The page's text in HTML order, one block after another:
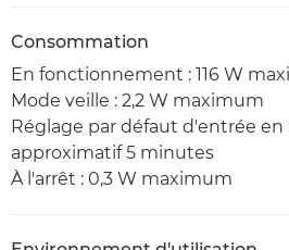
Consommation
En fonctionnement : 116 W
Mode veille : 2,2 W maximum
Réglage par défaut d'entrée en
approximatif 5 minutes
À l'arrêt : 0,3 W maximum